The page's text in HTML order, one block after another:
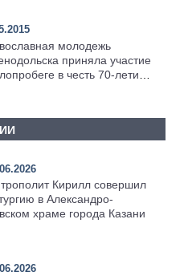
молодежь
приняла участие
в честь 70-летия
Кирилл совершил
в Александро-
храме города Казани